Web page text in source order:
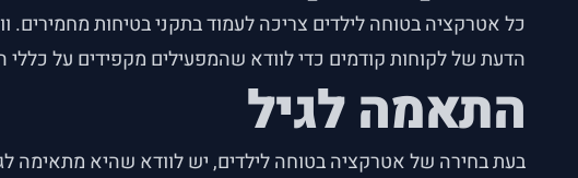
כל אטרקציה בטוחה לילדים צריכה לעמוד בתקני בטיחות
הדעת של לקוחות קודמים כדי לוודא שהמפעילים מקפידים על
התאמה לגיל
בעת בחירה של אטרקציה בטוחה לילדים, יש לוודא שהיא מתאימה